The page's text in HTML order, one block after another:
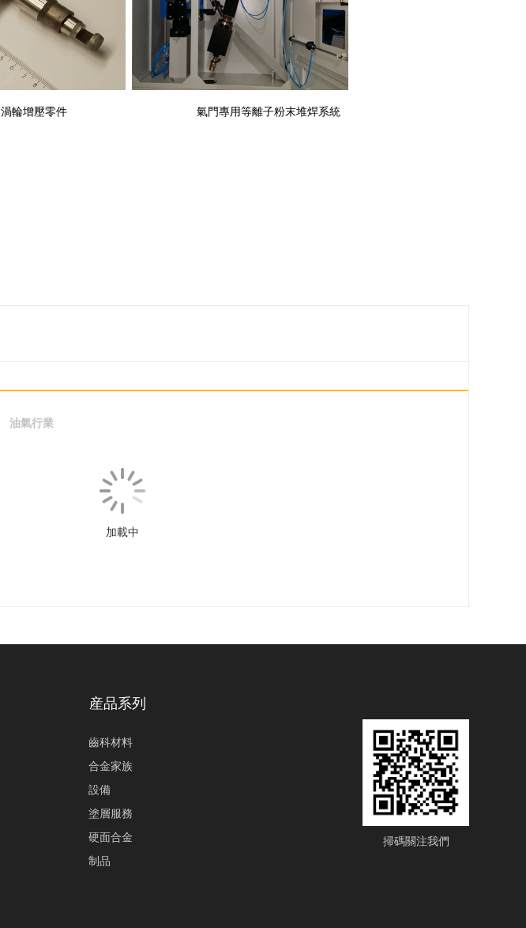
渦輪增壓零件 氣門專用等離子粉末堆焊系統
加載中
油氣行業
齒科材料
合金家族
設備
塗層服務
硬面合金
制品
産品系列
掃碼關注我們